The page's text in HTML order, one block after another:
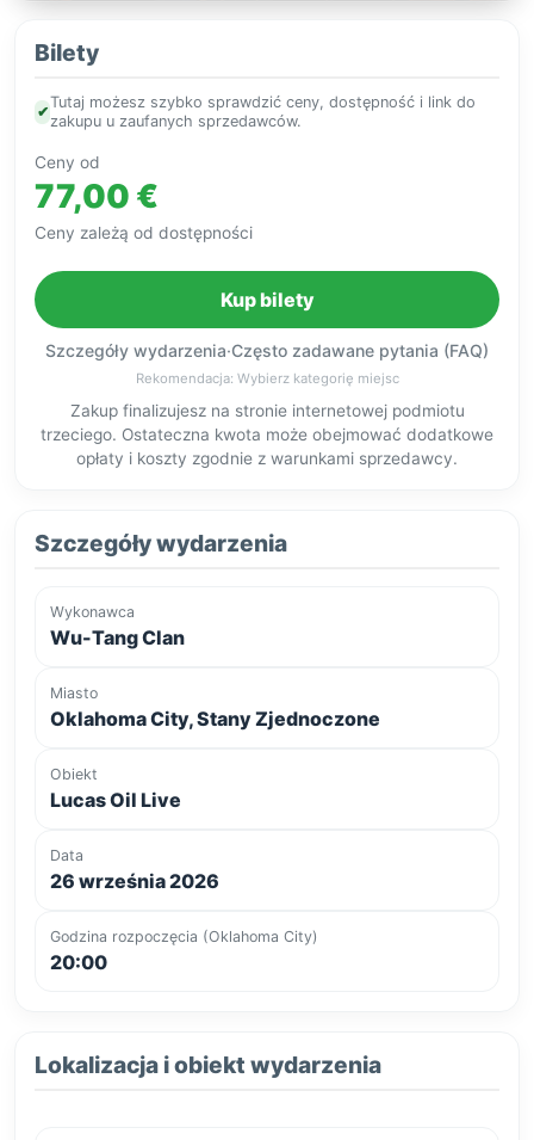
Bilety
✔
Tutaj możesz szybko sprawdzić ceny, dostępność i link do
zakupu u zaufanych sprzedawców.
Ceny od
77,00 €
Ceny zależą od dostępności
Kup bilety
Szczegóły wydarzenia·Często zadawane pytania (FAQ)
Rekomendacja: Wybierz kategorię miejsc
Zakup finalizujesz na stronie internetowej podmiotu
trzeciego. Ostateczna kwota może obejmować dodatkowe
opłaty i koszty zgodnie z warunkami sprzedawcy.
Szczegóły wydarzenia
Wykonawca
Wu-Tang Clan
Miasto
Oklahoma City, Stany Zjednoczone
Obiekt
Lucas Oil Live
Data
26 września 2026
Godzina rozpoczęcia (Oklahoma City)
20:00
Lokalizacja i obiekt wydarzenia